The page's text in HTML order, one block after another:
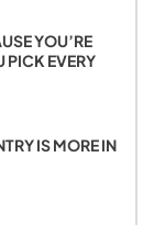
YOU’RE
PICK EVERY
IS MORE IN